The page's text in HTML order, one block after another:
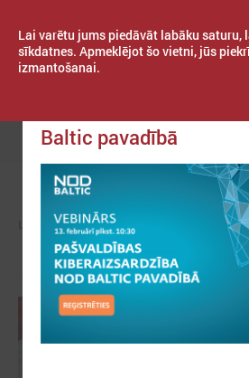
Lai varētu jums piedāvāt labāku saturu,
sīkdatnes. Apmeklējot šo vietni, jūs
izmantošanai.
Izvēlne
ZIŅAS PAŠVALDĪBĀS
Baltic pavadībā